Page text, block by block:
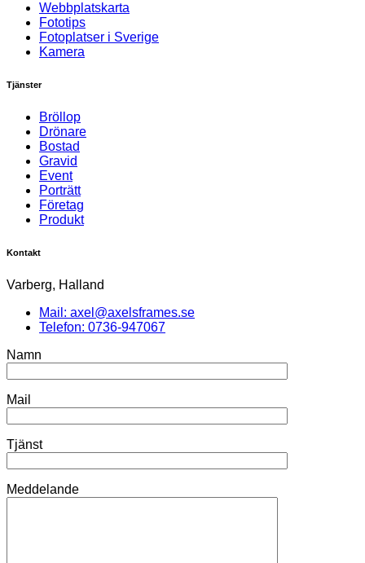
Webbplatskarta
Fototips
Fotoplatser i Sverige
Kamera
Tjänster
Bröllop
Drönare
Bostad
Gravid
Event
Porträtt
Företag
Produkt
Kontakt
Varberg, Halland
Mail: axel@axelsframes.se
Telefon: 0736-947067
Namn
Mail
Tjänst
Meddelande